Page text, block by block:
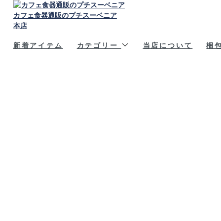
カフェ食器通販のプチスーベニア
本店
新着アイテム カテゴリー 当店について 梱